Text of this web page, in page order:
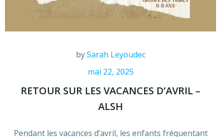
bySarah Leyoudec
mai 22, 2025
RETOUR SUR LES VACANCES D’AVRIL –
ALSH
Pendant les vacances d’avril, les enfants fréquentant